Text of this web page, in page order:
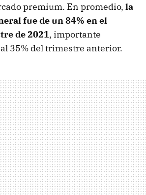
premium. En promedio, la
fue de un 84% en el
de 2021, importante
35% del trimestre anterior.